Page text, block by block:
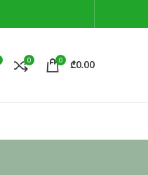
0 0 ₾0.00